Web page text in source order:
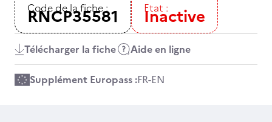
Code de la fiche :
RNCP35581 Etat :
Inactive
Télécharger la fiche Aide en ligne
Supplément Europass :FR-EN